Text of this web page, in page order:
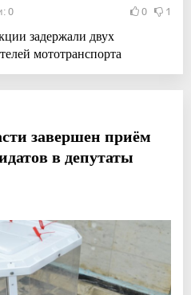
0 0 1
задержали двух
мототранспорта
завершен приём
в депутаты